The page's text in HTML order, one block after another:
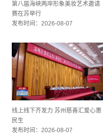
第八届海峡两岸形象美妆艺术邀请
赛在苏举行
发布时间：2026-08-07
线上线下齐发力 苏州慈善汇爱心惠
民生
发布时间：2026-08-07